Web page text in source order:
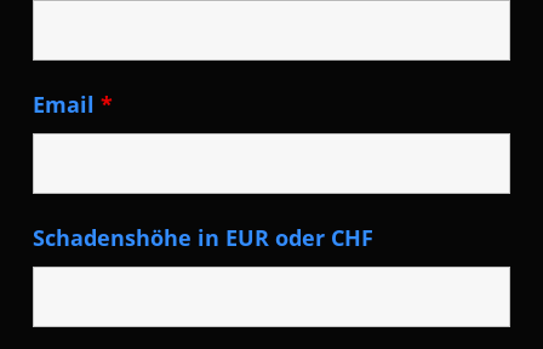
Email*
Schadenshöhe in EUR oder CHF